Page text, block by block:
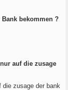
bekommen ?
nur auf die zusage
die zusage der bank